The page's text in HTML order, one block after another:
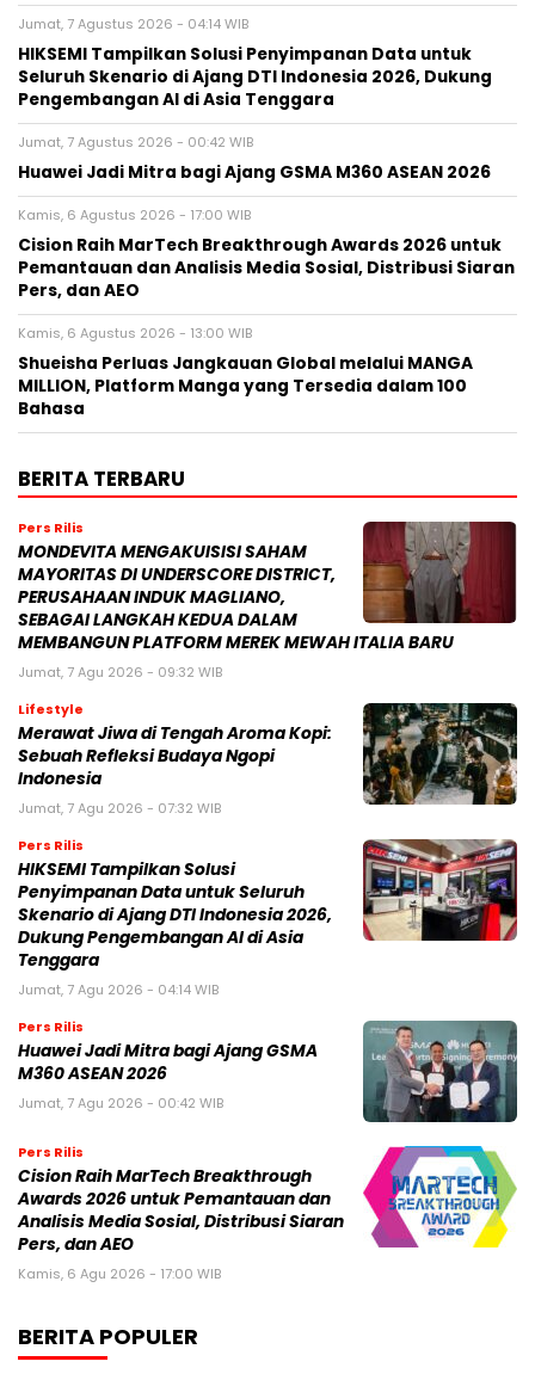
Jumat, 7 Agustus 2026 - 04:14 WIB
HIKSEMI Tampilkan Solusi Penyimpanan Data untuk
Seluruh Skenario di Ajang DTI Indonesia 2026, Dukung
Pengembangan AI di Asia Tenggara
Jumat, 7 Agustus 2026 - 00:42 WIB
Huawei Jadi Mitra bagi Ajang GSMA M360 ASEAN 2026
Kamis, 6 Agustus 2026 - 17:00 WIB
Cision Raih MarTech Breakthrough Awards 2026 untuk
Pemantauan dan Analisis Media Sosial, Distribusi Siaran
Pers, dan AEO
Kamis, 6 Agustus 2026 - 13:00 WIB
Shueisha Perluas Jangkauan Global melalui MANGA
MILLION, Platform Manga yang Tersedia dalam 100
Bahasa
BERITA TERBARU
Pers Rilis
MONDEVITA MENGAKUISISI SAHAM
MAYORITAS DI UNDERSCORE DISTRICT,
PERUSAHAAN INDUK MAGLIANO,
SEBAGAI LANGKAH KEDUA DALAM
MEMBANGUN PLATFORM MEREK MEWAH ITALIA BARU
Jumat, 7 Agu 2026 - 09:32 WIB
Lifestyle
Merawat Jiwa di Tengah Aroma Kopi:
Sebuah Refleksi Budaya Ngopi
Indonesia
Jumat, 7 Agu 2026 - 07:32 WIB
Pers Rilis
HIKSEMI Tampilkan Solusi
Penyimpanan Data untuk Seluruh
Skenario di Ajang DTI Indonesia 2026,
Dukung Pengembangan AI di Asia
Tenggara
Jumat, 7 Agu 2026 - 04:14 WIB
Pers Rilis
Huawei Jadi Mitra bagi Ajang GSMA
M360 ASEAN 2026
Jumat, 7 Agu 2026 - 00:42 WIB
Pers Rilis
Cision Raih MarTech Breakthrough
Awards 2026 untuk Pemantauan dan
Analisis Media Sosial, Distribusi Siaran
Pers, dan AEO
Kamis, 6 Agu 2026 - 17:00 WIB
BERITA POPULER